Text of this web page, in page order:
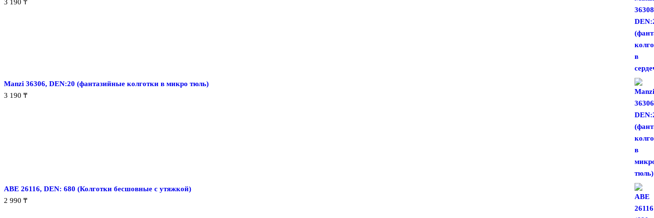
3 190 ₸
Manzi 36306, DEN:20 (фантазийные колготки в микро тюль)
3 190 ₸
ABE 26116, DEN: 680 (Колготки бесшовные с утяжкой)
2 990 ₸